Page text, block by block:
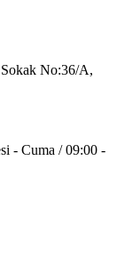
No:36/A,
- Cuma / 09:00 -